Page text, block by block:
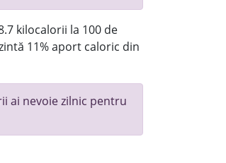
kilocalorii la 100 de
11% aport caloric din
ai nevoie zilnic pentru